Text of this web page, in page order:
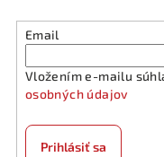
Email
Vložením e-mailu
osobných údajov
Prihlásiť sa